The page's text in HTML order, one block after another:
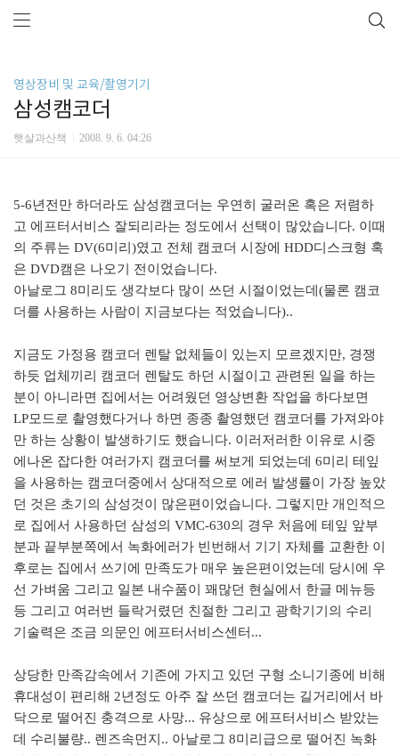
영상장비 및 교육/촬영기기
삼성캠코더
햇살과산책 2008. 9. 6. 04:26
5-6년전만 하더라도 삼성캠코더는 우연히 굴러온 혹은 저렴하
고 에프터서비스 잘되리라는 정도에서 선택이 많았습니다. 이때
의 주류는 DV(6미리)였고 전체 캠코더 시장에 HDD디스크형 혹
은 DVD캠은 나오기 전이었습니다.
아날로그 8미리도 생각보다 많이 쓰던 시절이었는데(물론 캠코
더를 사용하는 사람이 지금보다는 적었습니다)..
지금도 가정용 캠코더 렌탈 없체들이 있는지 모르겠지만, 경쟁
하듯 업체끼리 캠코더 렌탈도 하던 시절이고 관련된 일을 하는
분이 아니라면 집에서는 어려웠던 영상변환 작업을 하다보면
LP모드로 촬영했다거나 하면 종종 촬영했던 캠코더를 가져와야
만 하는 상황이 발생하기도 했습니다. 이러저러한 이유로 시중
에나온 잡다한 여러가지 캠코더를 써보게 되었는데 6미리 테잎
을 사용하는 캠코더중에서 상대적으로 에러 발생률이 가장 높았
던 것은 초기의 삼성것이 많은편이었습니다. 그렇지만 개인적으
로 집에서 사용하던 삼성의 VMC-630의 경우 처음에 테잎 앞부
분과 끝부분쪽에서 녹화에러가 빈번해서 기기 자체를 교환한 이
후로는 집에서 쓰기에 만족도가 매우 높은편이었는데 당시에 우
선 가벼움 그리고 일본 내수품이 꽤많던 현실에서 한글 메뉴등
등 그리고 여러번 들락거렸던 친절한 그리고 광학기기의 수리
기술력은 조금 의문인 에프터서비스센터...
상당한 만족감속에서 기존에 가지고 있던 구형 소니기종에 비해
휴대성이 편리해 2년정도 아주 잘 쓰던 캠코더는 길거리에서 바
닥으로 떨어진 충격으로 사망... 유상으로 에프터서비스 받았는
데 수리불량.. 렌즈속먼지.. 아날로그 8미리급으로 떨어진 녹화